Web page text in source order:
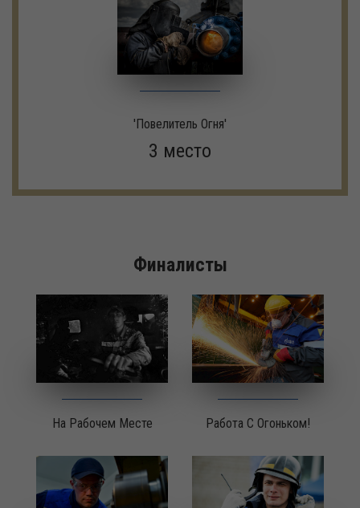
'Повелитель Огня'
3 место
Финалисты
На Рабочем Месте Работа С Огоньком!